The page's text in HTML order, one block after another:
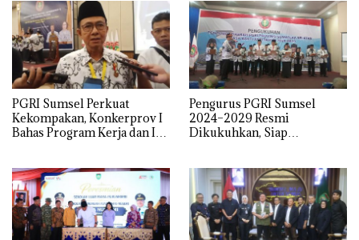
PGRI Sumsel Perkuat
Kekompakan, Konkerprov I
Bahas Program Kerja dan Isu
Pengurus PGRI Sumsel
2024–2029 Resmi
Dikukuhkan, Siap